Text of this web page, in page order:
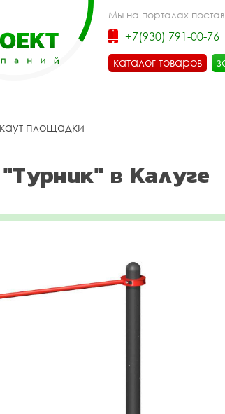
Мы на порталах
+7(930) 791-00-76
каталог товаров
площадки
в Калуге